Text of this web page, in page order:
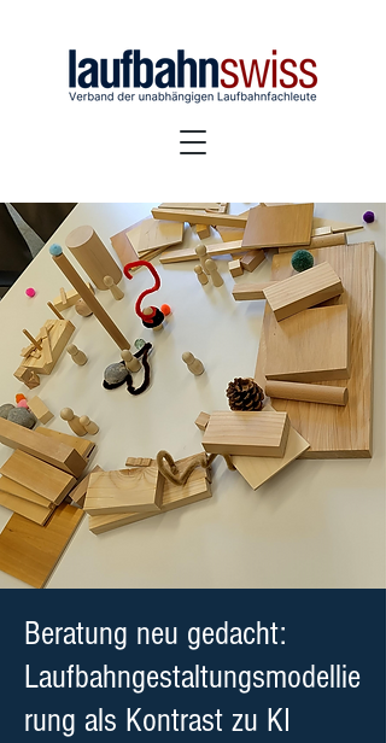
Beratung neu gedacht:
Laufbahngestaltungsmodellie
rung als Kontrast zu KI